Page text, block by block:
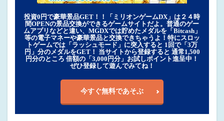
投資0円で豪華景品GET！！「ミリオンゲームDX」は２４時
間OPENの景品交換ができるゲームサイトだよ。普通のゲー
ムアプリなどと違い、MGDXでは貯めたメダルを「Bitcash」
等の電子マネーや豪華景品と交換できちゃうよ！特にスロッ
トゲームでは「ラッシュモード」に突入すると 1回で「3万
円」分のメダルをGET！ 当サイトから登録すると 通常1,500
円分のところ 倍額の「3,000円分」お試しポイント進呈中！
ぜひ登録して遊んでみてね！
今すぐ無料であそぶ